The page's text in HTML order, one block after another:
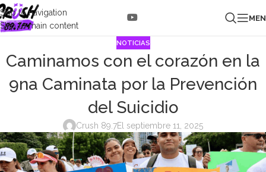
Skip to navigation
Skip to main content
NOTICIAS
Caminamos con el corazón en la
9na Caminata por la Prevención
del Suicidio
Crush 89.7El septiembre 11, 2025